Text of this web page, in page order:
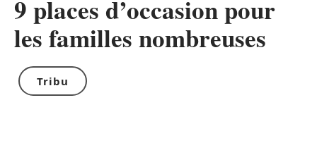
9 places d’occasion pour
les familles nombreuses
Tribu